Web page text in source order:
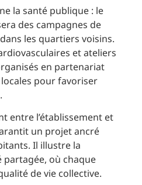
la santé publique : le
des campagnes de
les quartiers voisins.
et ateliers
en partenariat
pour favoriser
entre l’établissement et
un projet ancré
Il illustre la
partagée, où chaque
de vie collective.